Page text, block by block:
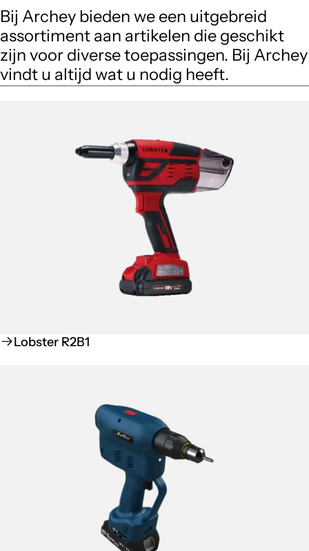
Bij Archey bieden we een uitgebreid
assortiment aan artikelen die geschikt
zijn voor diverse toepassingen. Bij Archey
vindt u altijd wat u nodig heeft.
Lobster R2B1